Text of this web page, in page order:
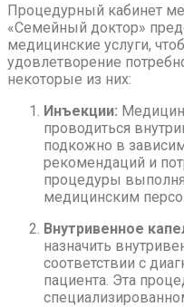
Процедурный кабинет
«Семейный доктор»
медицинские услуги,
удовлетворение
некоторые из них:
Инъекции:
проводиться
подкожно в
рекомендаций и
процедуры
медицинским
Внутривенное
назначить
соответствии с
пациента. Эта